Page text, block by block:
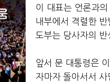
이 대표는 언론과
내부에서 격렬한
도부는 당사자의
앞서 문 대통령은
자마자 돌아서서